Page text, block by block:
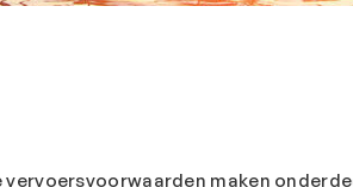
vervoersvoorwaarden maken